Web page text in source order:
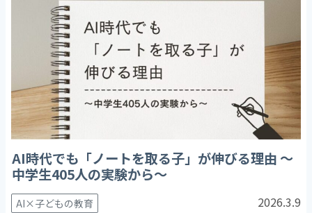
AI時代でも「ノートを取る子」が伸びる理由 〜
中学生405人の実験から〜
AI×子どもの教育 2026.3.9